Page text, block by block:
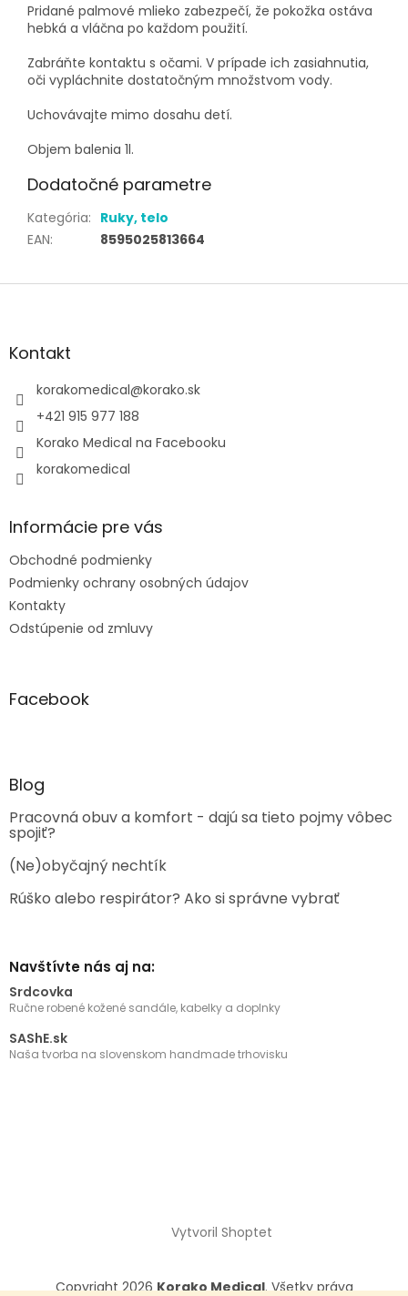
Pridané palmové mlieko zabezpečí, že pokožka ostáva
hebká a vláčna po každom použití.
Zabráňte kontaktu s očami. V prípade ich zasiahnutia,
oči vypláchnite dostatočným množstvom vody.
Uchovávajte mimo dosahu detí.
Objem balenia 1l.
Dodatočné parametre
Kategória: Ruky, telo
EAN: 8595025813664
Z
äKontakt
korakomedical@korako.sk
+421 915 977 188
Korako Medical na Facebooku
korakomedical
Informácie pre vás
Obchodné podmienky
Podmienky ochrany osobných údajov
Kontakty
Odstúpenie od zmluvy
Facebook
Blog
Pracovná obuv a komfort - dajú sa tieto pojmy vôbec
spojiť?
(Ne)obyčajný nechtík
Rúško alebo respirátor? Ako si správne vybrať
Navštívte nás aj na:
Srdcovka
Ručne robené kožené sandále, kabelky a doplnky
SAShE.sk
Naša tvorba na slovenskom handmade trhovisku
Vytvoril Shoptet
Copyright 2026Korako Medical. Všetky práva